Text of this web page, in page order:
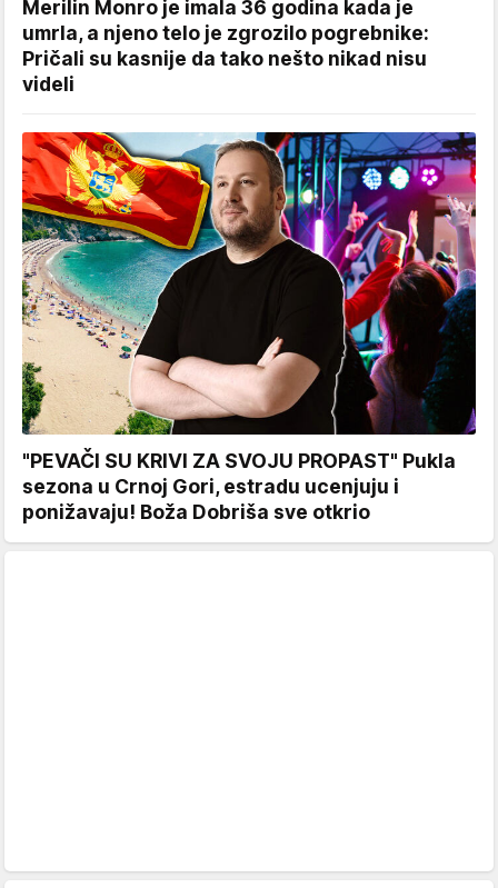
Merilin Monro je imala 36 godina kada je
umrla, a njeno telo je zgrozilo pogrebnike:
Pričali su kasnije da tako nešto nikad nisu
videli
"PEVAČI SU KRIVI ZA SVOJU PROPAST" Pukla
sezona u Crnoj Gori, estradu ucenjuju i
ponižavaju! Boža Dobriša sve otkrio